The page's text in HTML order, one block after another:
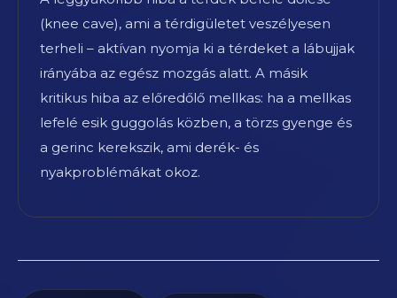
(knee cave), ami a térdigületet veszélyesen
terheli – aktívan nyomja ki a térdeket a lábujjak
irányába az egész mozgás alatt. A másik
kritikus hiba az előredőlő mellkas: ha a mellkas
lefelé esik guggolás közben, a törzs gyenge és
a gerinc kerekszik, ami derék- és
nyakproblémákat okoz.